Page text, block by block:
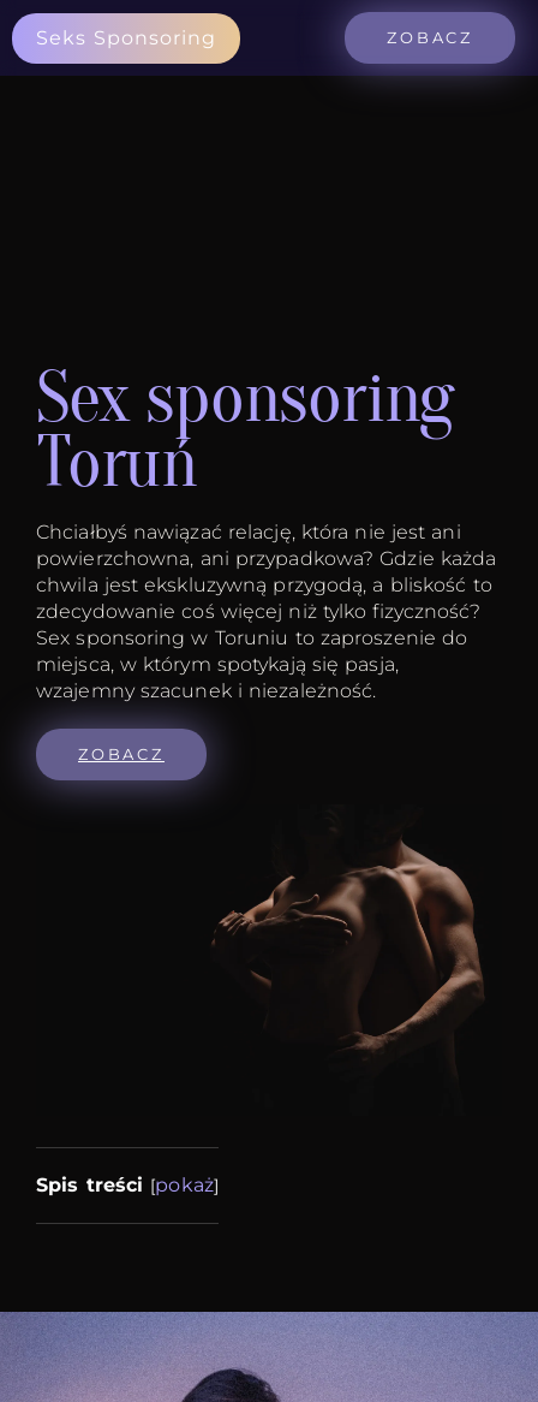
Seks Sponsoring ZOBACZ
Sex sponsoring
Toruń
Chciałbyś nawiązać relację, która nie jest ani
powierzchowna, ani przypadkowa? Gdzie każda
chwila jest ekskluzywną przygodą, a bliskość to
zdecydowanie coś więcej niż tylko fizyczność?
Sex sponsoring w Toruniu to zaproszenie do
miejsca, w którym spotykają się pasja,
wzajemny szacunek i niezależność.
ZOBACZ
Spis treści [pokaż]